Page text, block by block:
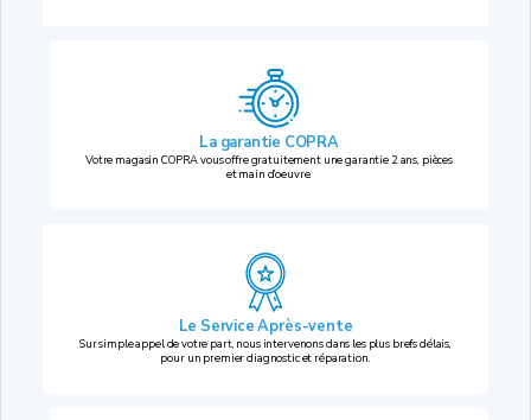
La garantie COPRA
Votre magasin COPRA vous offre gratuitement une garantie 2 ans, pièces
et main d’oeuvre.
Le Service Après-vente
Sur simple appel de votre part, nous intervenons dans les plus brefs délais,
pour un premier diagnostic et réparation.